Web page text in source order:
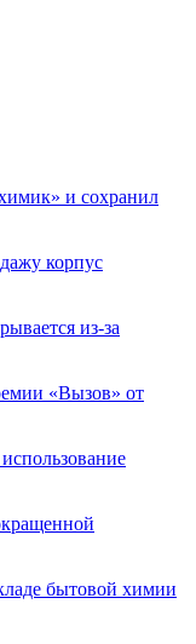
и сохранил
корпус
из-за
«Вызов» от
бытовой химии